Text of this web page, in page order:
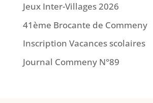
Jeux Inter-Villages 2026
41ème Brocante de Commeny
Inscription Vacances scolaires
Journal Commeny N°89